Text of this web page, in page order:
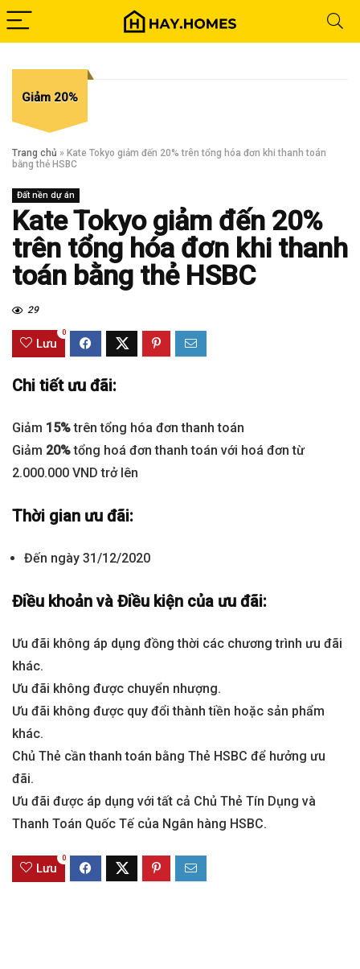
Giảm 20%
Trang chủ » Kate Tokyo giảm đến 20% trên tổng hóa đơn khi thanh toán
bằng thẻ HSBC
Đất nền dự án
Kate Tokyo giảm đến 20%
trên tổng hóa đơn khi thanh
toán bằng thẻ HSBC
29
Lưu
0
Chi tiết ưu đãi:
Giảm 15%trên tổng hóa đơn thanh toán
Giảm 20%tổng hoá đơn thanh toán với hoá đơn từ
2.000.000 VND trở lên
Thời gian ưu đãi:
Đến ngày 31/12/2020
Điều khoản và Điều kiện của ưu đãi:
Ưu đãi không áp dụng đồng thời các chương trình ưu đãi
khác.
Ưu đãi không được chuyển nhượng.
Ưu đãi không được quy đổi thành tiền hoặc sản phẩm
khác.
Chủ Thẻ cần thanh toán bằng Thẻ HSBC để hưởng ưu
đãi.
Ưu đãi được áp dụng với tất cả Chủ Thẻ Tín Dụng và
Thanh Toán Quốc Tế của Ngân hàng HSBC.
Lưu
0